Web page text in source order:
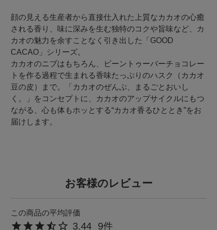
顔の見える生産者から直接仕入れた上質なカカオの心癒
される香り、味に深みを生む独特のコクや旨味など、カ
カオの魅力を余すことなく引き出した「GOOD
CACAO」シリーズ。
カカオのニブはもちろん、ビーントゥーバーチョコレー
トを作る過程で生まれる香味たっぷりのハスク（カカオ
豆の皮）まで。「カカオのぜんぶ、まるごとおいし
く。」をコンセプトに、カカオのアップサイクルにもつ
ながる、心も体もホッとする“カカオ香るひととき”をお
届けします。
お客様のレビュー
3.44 9